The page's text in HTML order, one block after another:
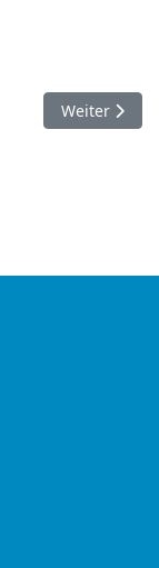
Nächster
Weiter